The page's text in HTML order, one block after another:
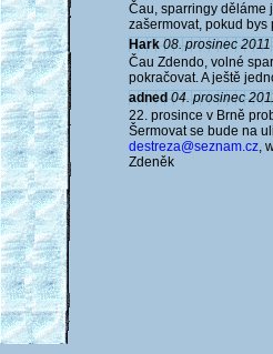
Čau, sparringy děláme
zašermovat, pokud
Hark 08. prosinec
Čau Zdendo, volné
pokračovat. A ještě
adned 04. prosinec
22. prosince v Brně
Šermovat se bude na
destreza@seznam.cz,
Zdeněk